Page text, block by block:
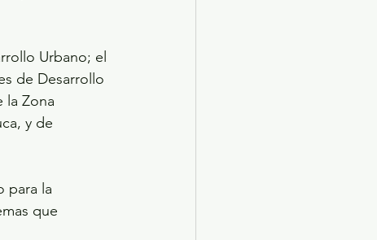
Urbano; el
de Desarrollo
la Zona
y de
para la
que